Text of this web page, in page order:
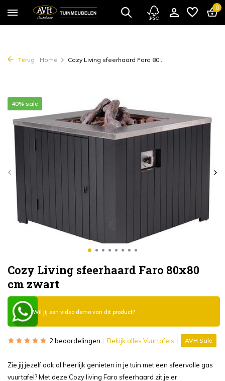
0
Terug Home Cozy Living sfeerhaard Faro 80...
Cozy Living sfeerhaard Faro 80x80
cm zwart
40% sale
Wil jij een video demo van dit product?
2 beoordelingen Bekijk alles Vuurtafels AVH Sale
Zie jij jezelf ook al heerlijk genieten in je tuin met een sfeervolle gas
vuurtafel? Met deze Cozy living Faro sfeerhaard zit je er